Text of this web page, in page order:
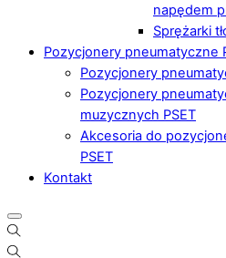
napędem
Sprężarki
Pozycjonery pneumatyczne
Pozycjonery
Pozycjonery
muzycznych PSET
Akcesoria do
PSET
Kontakt